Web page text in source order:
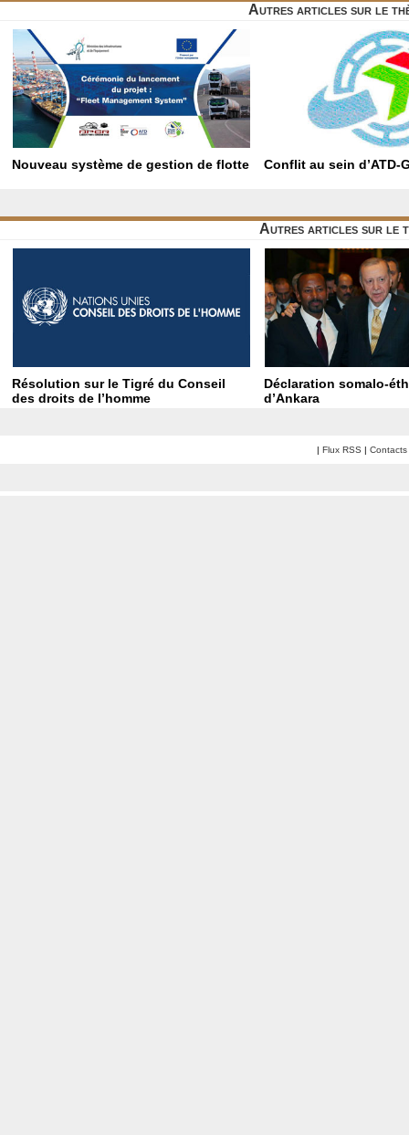
Autres articles sur le
Nouveau système de gestion de flotte Conflit au sein d’ATD-
Autres articles sur le
Résolution sur le Tigré du Conseil
des droits de l’homme
Déclaration somalo-
d’Ankara
| Flux RSS | Contacts